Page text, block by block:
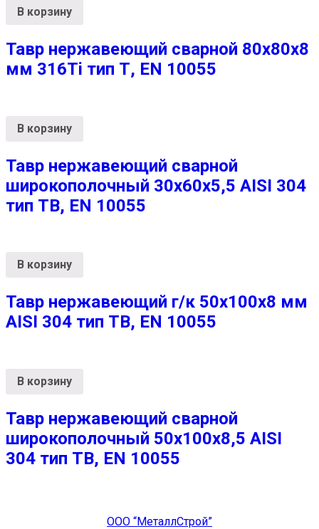
В корзину
Тавр нержавеющий сварной 80х80х8
мм 316Ti тип Т, EN 10055
В корзину
Тавр нержавеющий сварной
широкополочный 30х60х5,5 AISI 304
тип ТВ, EN 10055
В корзину
Тавр нержавеющий г/к 50х100х8 мм
AISI 304 тип ТВ, EN 10055
В корзину
Тавр нержавеющий сварной
широкополочный 50х100х8,5 AISI
304 тип ТВ, EN 10055
ООО “МеталлСтрой”